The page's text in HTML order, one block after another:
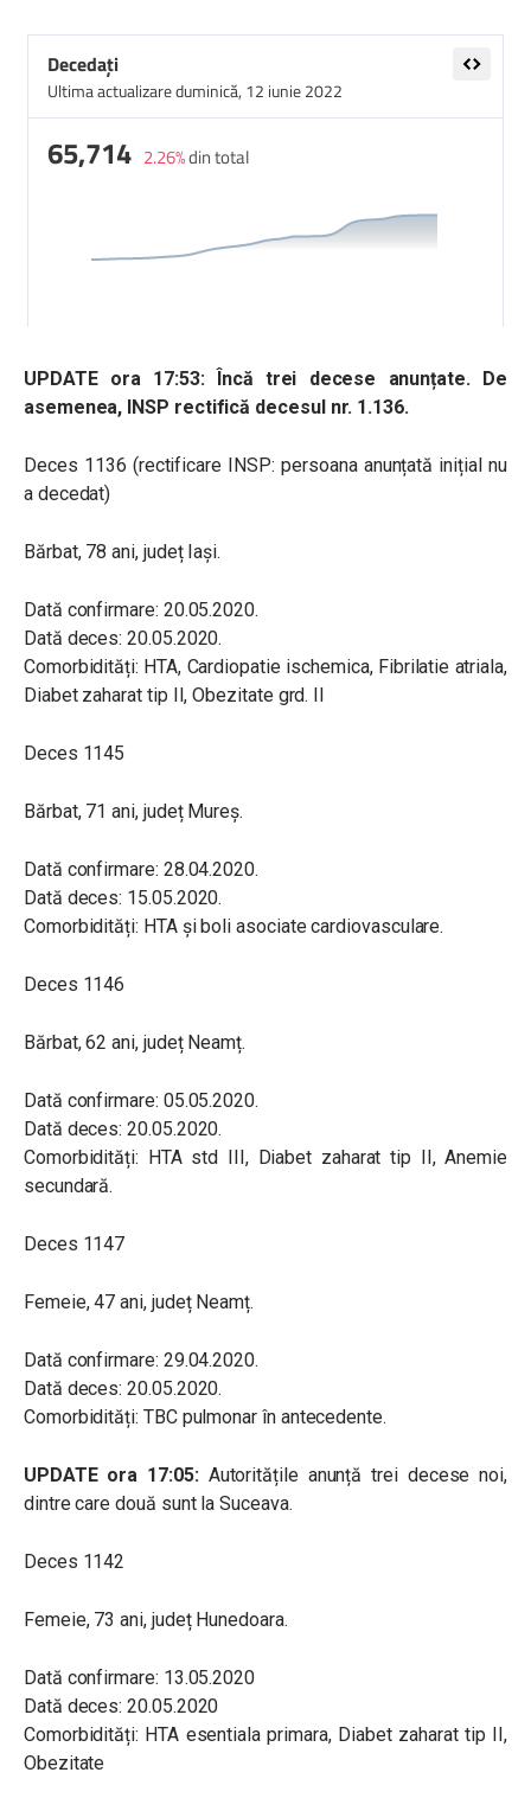
UPDATE ora 17:53: Încă trei decese anunțate. De
asemenea, INSP rectifică decesul nr. 1.136.
Deces 1136 (rectificare INSP: persoana anunțată inițial nu
a decedat)
Bărbat, 78 ani, județ Iași.
Dată confirmare: 20.05.2020.
Dată deces: 20.05.2020.
Comorbidități: HTA, Cardiopatie ischemica, Fibrilatie atriala,
Diabet zaharat tip II, Obezitate grd. II
Deces 1145
Bărbat, 71 ani, județ Mureș.
Dată confirmare: 28.04.2020.
Dată deces: 15.05.2020.
Comorbidități: HTA și boli asociate cardiovasculare.
Deces 1146
Bărbat, 62 ani, județ Neamț.
Dată confirmare: 05.05.2020.
Dată deces: 20.05.2020.
Comorbidități: HTA std III, Diabet zaharat tip II, Anemie
secundară.
Deces 1147
Femeie, 47 ani, județ Neamț.
Dată confirmare: 29.04.2020.
Dată deces: 20.05.2020.
Comorbidități: TBC pulmonar în antecedente.
UPDATE ora 17:05:Autoritățile anunță trei decese noi,
dintre care două sunt la Suceava.
Deces 1142
Femeie, 73 ani, județ Hunedoara.
Dată confirmare: 13.05.2020
Dată deces: 20.05.2020
Comorbidități: HTA esentiala primara, Diabet zaharat tip II,
Obezitate